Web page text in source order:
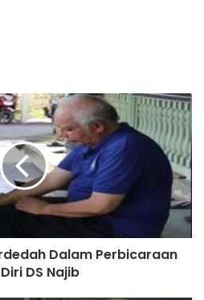
Dalam Perbicaraan
DS Najib